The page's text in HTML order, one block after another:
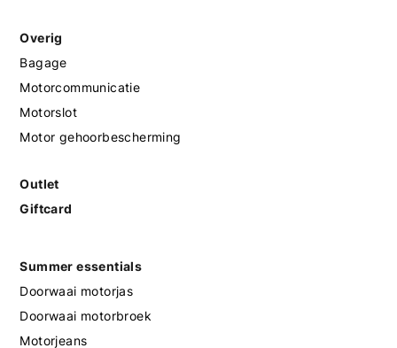
Overig
Bagage
Motorcommunicatie
Motorslot
Motor gehoorbescherming
Outlet
Giftcard
Summer essentials
Doorwaai motorjas
Doorwaai motorbroek
Motorjeans